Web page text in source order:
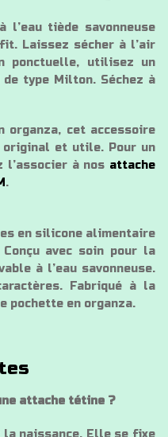
l’eau tiède savonneuse
Laissez sécher à l’air
ponctuelle, utilisez un
type Milton. Séchez à
organza, cet accessoire
original et utile. Pour un
l’associer à nos attache
.
en silicone alimentaire
avec soin pour la
à l’eau savonneuse.
Fabriqué à la
pochette en organza.
attache tétine ?